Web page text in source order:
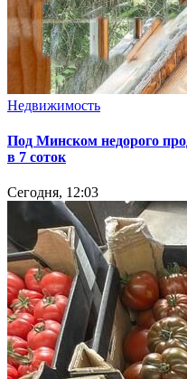
Недвижимость
Под Минском недорого
в 7 соток
Сегодня, 12:03